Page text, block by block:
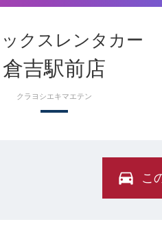
クスレンタカー
倉吉駅前店
クラヨシエキマエテン
こ